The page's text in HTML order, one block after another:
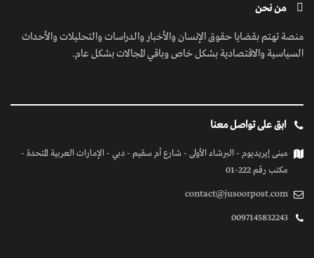
من نحن
منصة تهتم بقضايا حقوق الإنسان والأخبار والدراسات والتحليلات والأحداث
السياسية والاقتصادية بشكل خاص وباقي المجالات بشكل عام.
ابق على تواصل معنا
مبنى إيريديوم - البرشاء الأولى - شارع أم سقيم - دبي - الإمارات العربية المتحدة -
مكتب رقم 222-01
contact@jusoorpost.com
0097145832243